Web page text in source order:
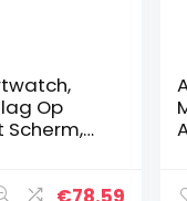
Op
Scherm,